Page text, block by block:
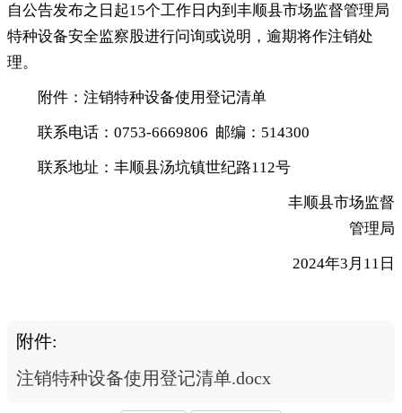
自公告发布之日起15个工作日内到丰顺县市场监督管理局
特种设备安全监察股进行问询或说明 ， 逾期将作注销处
理。
附件：注销特种设备使用登记清单
联系电话：0753-6669806 邮编：514300
联系地址：丰顺县汤坑镇世纪路112号
丰顺县市场监督
管理局
2024年3月11日
附件:
注销特种设备使用登记清单.docx